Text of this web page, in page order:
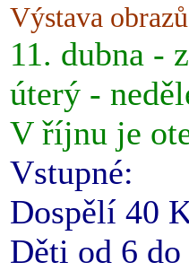
Výstava
11. dubna -
úterý -
V říjnu je
Vstupné:
Dospělí 40
Děti od 6